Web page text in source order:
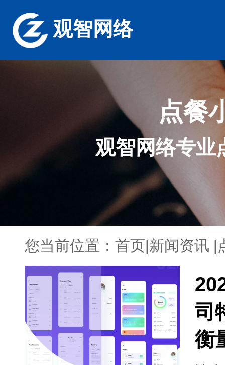
观智网络
点餐
观智网络专业
您当前位置： 首页|新闻资讯 |
司
衡